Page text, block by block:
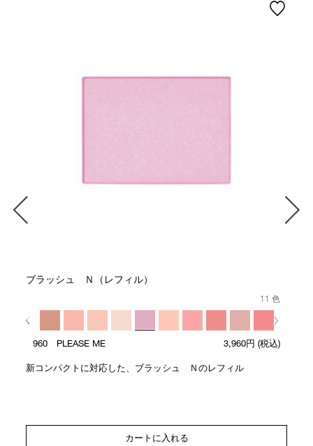
ブラッシュ Ｎ（レフィル）
11 色
960 PLEASE ME 3,960円 (税込)
新コンパクトに対応した、ブラッシュ Ｎのレフィル
カートに入れる